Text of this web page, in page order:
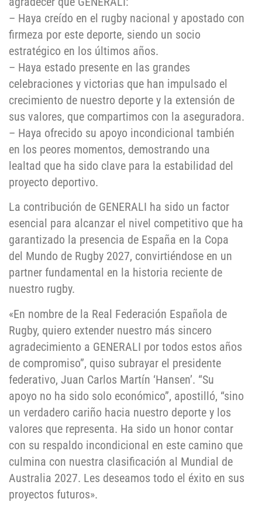
– Haya creído en el rugby nacional y apostado con
firmeza por este deporte, siendo un socio
estratégico en los últimos años.
– Haya estado presente en las grandes
celebraciones y victorias que han impulsado el
crecimiento de nuestro deporte y la extensión de
sus valores, que compartimos con la aseguradora.
– Haya ofrecido su apoyo incondicional también
en los peores momentos, demostrando una
lealtad que ha sido clave para la estabilidad del
proyecto deportivo.
La contribución de GENERALI ha sido un factor
esencial para alcanzar el nivel competitivo que ha
garantizado la presencia de España en la Copa
del Mundo de Rugby 2027, convirtiéndose en un
partner fundamental en la historia reciente de
nuestro rugby.
«En nombre de la Real Federación Española de
Rugby, quiero extender nuestro más sincero
agradecimiento a GENERALI por todos estos años
de compromiso”, quiso subrayar el presidente
federativo, Juan Carlos Martín ‘Hansen’. “Su
apoyo no ha sido solo económico”, apostilló, “sino
un verdadero cariño hacia nuestro deporte y los
valores que representa. Ha sido un honor contar
con su respaldo incondicional en este camino que
culmina con nuestra clasificación al Mundial de
Australia 2027. Les deseamos todo el éxito en sus
proyectos futuros».